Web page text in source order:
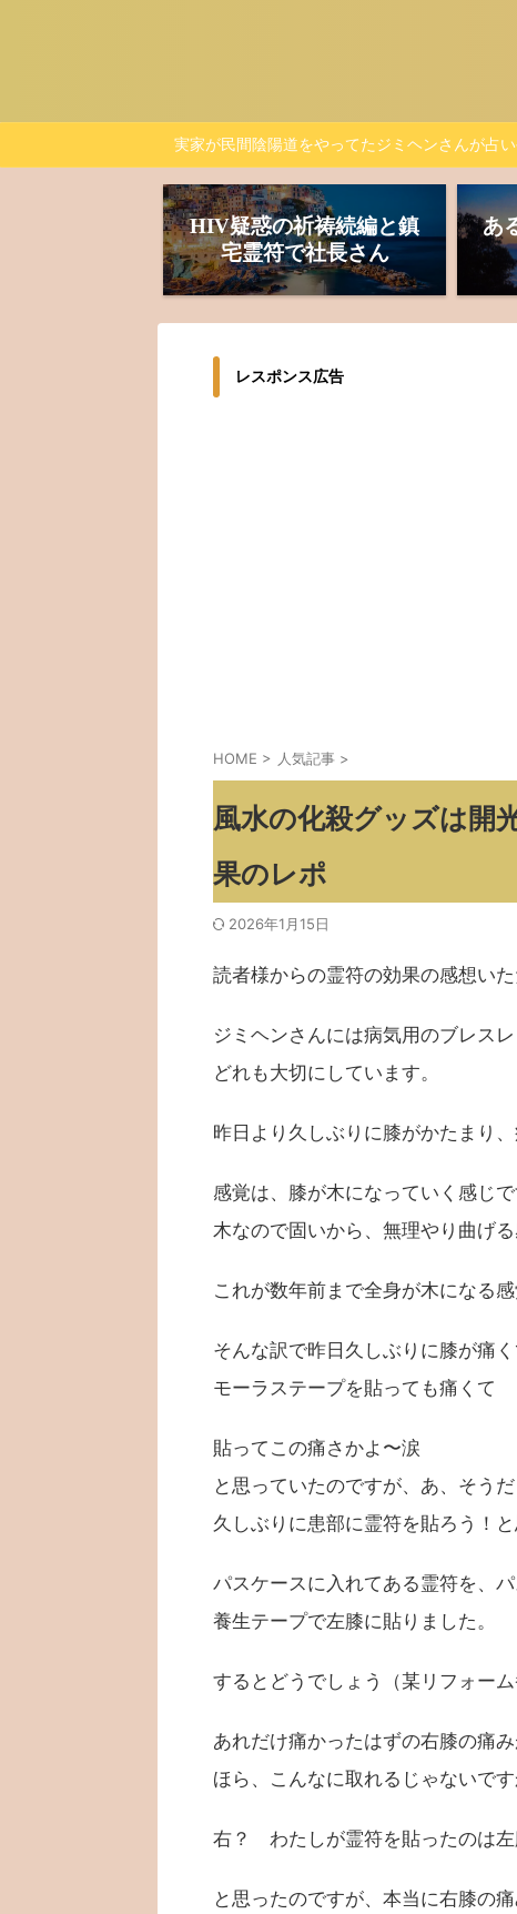
実家が民間陰陽道をやってたジミヘンさんが占
HIV疑惑の祈祷続編と鎮
宅霊符で社長さん
あ
レスポンス広告
HOME > 人気記事 >
風水の化殺グッズは
果のレポ
2026年1月15日
読者様からの霊符の効果の感想い
ジミヘンさんには病気用のブレス
どれも大切にしています。
昨日より久しぶりに膝がかたまり
感覚は、膝が木になっていく感じで
木なので固いから、無理やり曲げる
これが数年前まで全身が木になる感
そんな訳で昨日久しぶりに膝が痛
モーラステープを貼っても痛くて
貼ってこの痛さかよ〜涙
と思っていたのですが、あ、そうだ
久しぶりに患部に霊符を貼ろう！
パスケースに入れてある霊符を、
養生テープで左膝に貼りました。
するとどうでしょう（某リフォーム
あれだけ痛かったはずの右膝の痛
ほら、こんなに取れるじゃないで
右？ わたしが霊符を貼ったのは左
と思ったのですが、本当に右膝の痛